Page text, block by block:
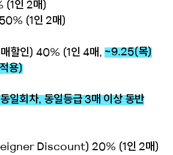
(1인 2매)
(1인 2매)
매할인) 40% (1인 4매, ~9.25(목)
용)
동일회차, 동일등급 3매 이상 동반
Discount) 20% (1인 2매)